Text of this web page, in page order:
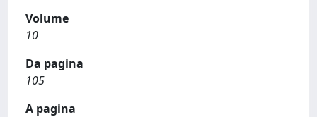
Volume
10
Da pagina
105
A pagina